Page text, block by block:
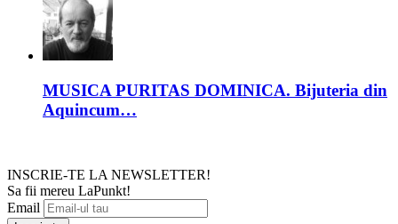
MUSICA PURITAS DOMINICA. Bijuteria din
Aquincum…
INSCRIE-TE LA NEWSLETTER!
Sa fii mereu LaPunkt!
Email